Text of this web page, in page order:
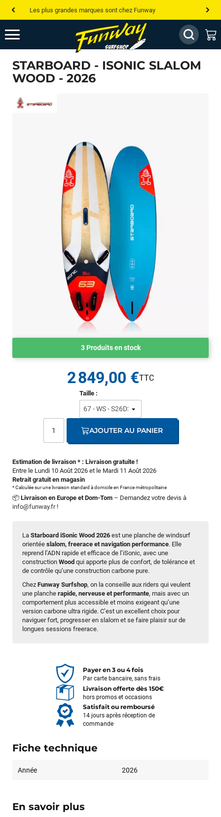
Les plus grandes marques sont chez Funway
Jusqu’à -75% de remise sur le windsurf, wingfoil, etc...
💰 Meilleur prix garanti — Moins cher ailleurs ? On s’aligne !
Besoin de conseils de pro ? Appelle nous !
STARBOARD - ISONIC SLALOM
WOOD - 2026
La Starboard iSonic Wood 2026 est une planche de windsurf
orientée slalom, freerace et navigation performance. Elle
reprend l’ADN rapide et efficace de l’iSonic, avec une
construction Wood qui apporte plus de confort, de tolérance et
de contrôle qu’une construction carbone pure.
Chez Funway Surfshop, on la conseille aux riders qui veulent
une planche rapide, nerveuse et performante, mais avec un
comportement plus accessible et moins exigeant qu’une
version carbone ultra rigide. C’est un excellent choix pour
naviguer fort, progresser en slalom et se faire plaisir sur de
longues sessions freerace.
3 Produits en stock
Estimation de livraison * : Livraison gratuite !
Entre le Lundi 10 Août 2026 et le Mardi 11 Août 2026
Retrait gratuit en magasin
* Calculée sur une livraison standard à domicile en France métropolitaine
📦 Livraison en Europe et Dom-Tom – Demandez votre devis à
info@funway.fr!
Taille :
2 849,00 €
AJOUTER AU PANIER
Payer en 3 ou 4 fois
Par carte bancaire, sans frais
Livraison offerte dès 150€
hors promos et occasions
Satisfait ou remboursé
14 jours après réception de
commande
Fiche technique
Année 2026
En savoir plus